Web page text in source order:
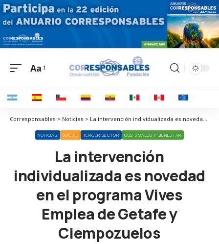
Aa
Corresponsables > Noticias > La intervención individualizada es novedad en el programa Vives Emplea de Getafe y Ciempozuelos
NOTICIAS SOCIAL TERCER SECTOR ODS 3 SALUD Y BIENESTAR
La intervención
individualizada es novedad
en el programa Vives
Emplea de Getafe y
Ciempozuelos